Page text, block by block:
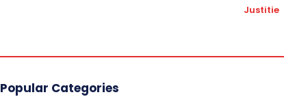
Justitie
Popular Categories